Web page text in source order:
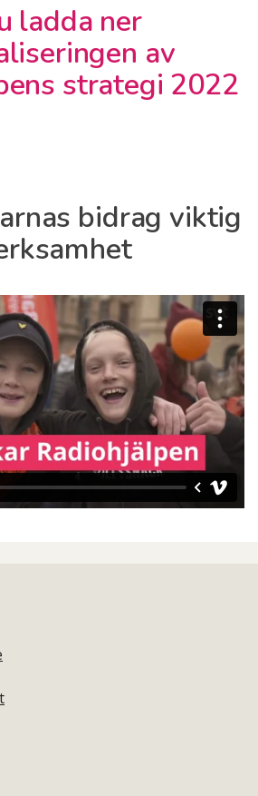
ladda ner
av
strategi 2022
bidrag viktig